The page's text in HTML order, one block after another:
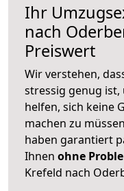
Ihr
nach
Preiswert
Wir verstehen,
stressig genug
helfen, sich keine
machen zu
haben garantiert
Ihnen ohne
Krefeld nach